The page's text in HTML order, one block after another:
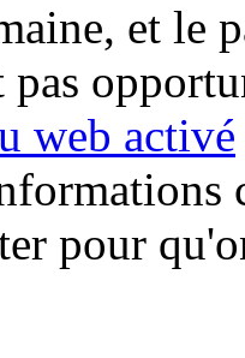
et le
pas
web activé
pour